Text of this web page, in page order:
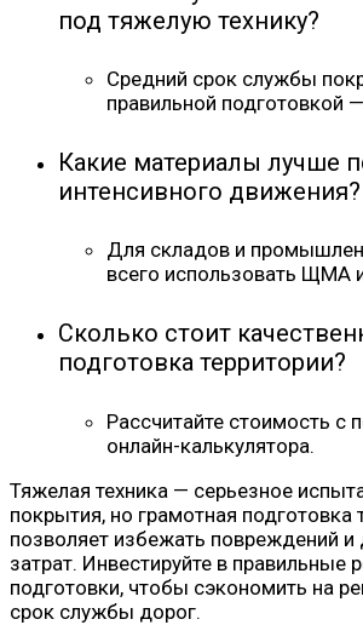
под тяжелую технику?
Средний срок службы
правильной подготовкой
Какие материалы лучше
интенсивного движения?
Для складов и
всего использовать ЩМА
Сколько стоит
подготовка территории?
Рассчитайте стоимость
онлайн-калькулятора.
Тяжелая техника — серьезное
покрытия, но грамотная подготовка
позволяет избежать повреждений и
затрат. Инвестируйте в правильные
подготовки, чтобы сэкономить на
срок службы дорог.